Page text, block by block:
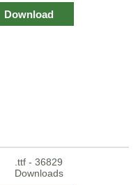
Download
.ttf - 36829
Downloads